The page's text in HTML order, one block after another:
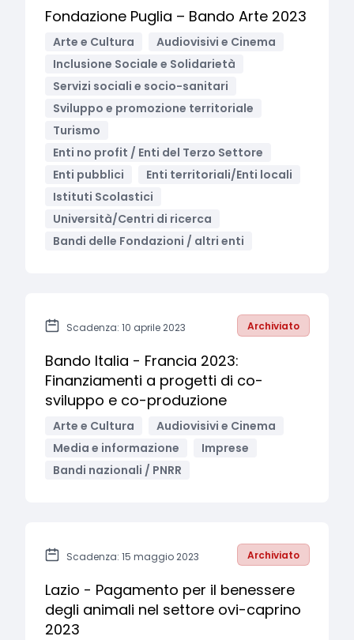
Fondazione Puglia – Bando Arte 2023
Arte e Cultura
Audiovisivi e Cinema
Inclusione Sociale e Solidarietà
Servizi sociali e socio-sanitari
Sviluppo e promozione territoriale
Turismo
Enti no profit / Enti del Terzo Settore
Enti pubblici
Enti territoriali/Enti locali
Istituti Scolastici
Università/Centri di ricerca
Bandi delle Fondazioni / altri enti
Scadenza: 10 aprile 2023 Archiviato
Bando Italia - Francia 2023:
Finanziamenti a progetti di co-
sviluppo e co-produzione
Arte e Cultura
Audiovisivi e Cinema
Media e informazione
Imprese
Bandi nazionali / PNRR
Scadenza: 15 maggio 2023 Archiviato
Lazio - Pagamento per il benessere
degli animali nel settore ovi-caprino
2023